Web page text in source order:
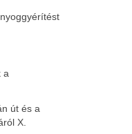
a
út és a
X.